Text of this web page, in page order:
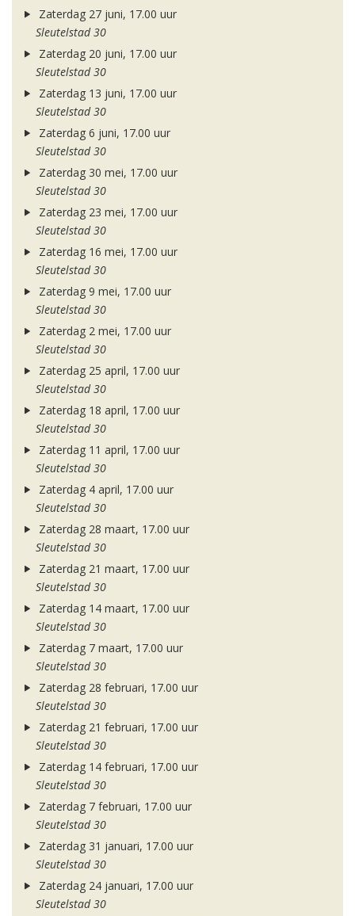
Zaterdag 27 juni, 17.00 uur
Sleutelstad 30
Zaterdag 20 juni, 17.00 uur
Sleutelstad 30
Zaterdag 13 juni, 17.00 uur
Sleutelstad 30
Zaterdag 6 juni, 17.00 uur
Sleutelstad 30
Zaterdag 30 mei, 17.00 uur
Sleutelstad 30
Zaterdag 23 mei, 17.00 uur
Sleutelstad 30
Zaterdag 16 mei, 17.00 uur
Sleutelstad 30
Zaterdag 9 mei, 17.00 uur
Sleutelstad 30
Zaterdag 2 mei, 17.00 uur
Sleutelstad 30
Zaterdag 25 april, 17.00 uur
Sleutelstad 30
Zaterdag 18 april, 17.00 uur
Sleutelstad 30
Zaterdag 11 april, 17.00 uur
Sleutelstad 30
Zaterdag 4 april, 17.00 uur
Sleutelstad 30
Zaterdag 28 maart, 17.00 uur
Sleutelstad 30
Zaterdag 21 maart, 17.00 uur
Sleutelstad 30
Zaterdag 14 maart, 17.00 uur
Sleutelstad 30
Zaterdag 7 maart, 17.00 uur
Sleutelstad 30
Zaterdag 28 februari, 17.00 uur
Sleutelstad 30
Zaterdag 21 februari, 17.00 uur
Sleutelstad 30
Zaterdag 14 februari, 17.00 uur
Sleutelstad 30
Zaterdag 7 februari, 17.00 uur
Sleutelstad 30
Zaterdag 31 januari, 17.00 uur
Sleutelstad 30
Zaterdag 24 januari, 17.00 uur
Sleutelstad 30